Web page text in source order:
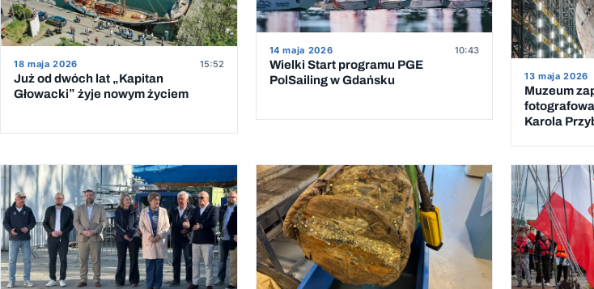
18 maja 2026 15:52
Już od dwóch lat „Kapitan
Głowacki” żyje nowym życiem
14 maja 2026 10:43
Wielki Start programu PGE
PolSailing w Gdańsku
13 maja 2026
Muzeum
Karola